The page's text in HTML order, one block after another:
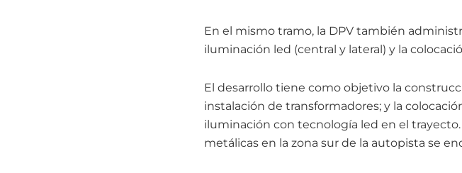
En el mismo tramo, la DPV también
iluminación led (central y lateral) y la
El desarrollo tiene como objetivo la
instalación de transformadores; y la
iluminación con tecnología led en el
metálicas en la zona sur de la autopista se